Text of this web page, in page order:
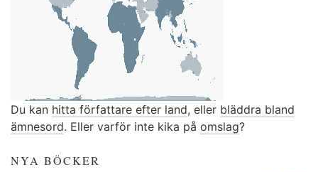
Du kan hitta författare efter land, eller bläddra bland
ämnesord. Eller varför inte kika på omslag?
NYA BÖCKER